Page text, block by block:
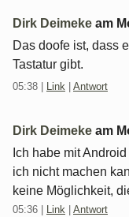
Dirk Deimeke am
Das doofe ist, dass
Tastatur gibt.
05:38 Link Antwort
Dirk Deimeke am
Ich habe mit
ich nicht machen
keine Möglichkeit,
05:36 Link Antwort